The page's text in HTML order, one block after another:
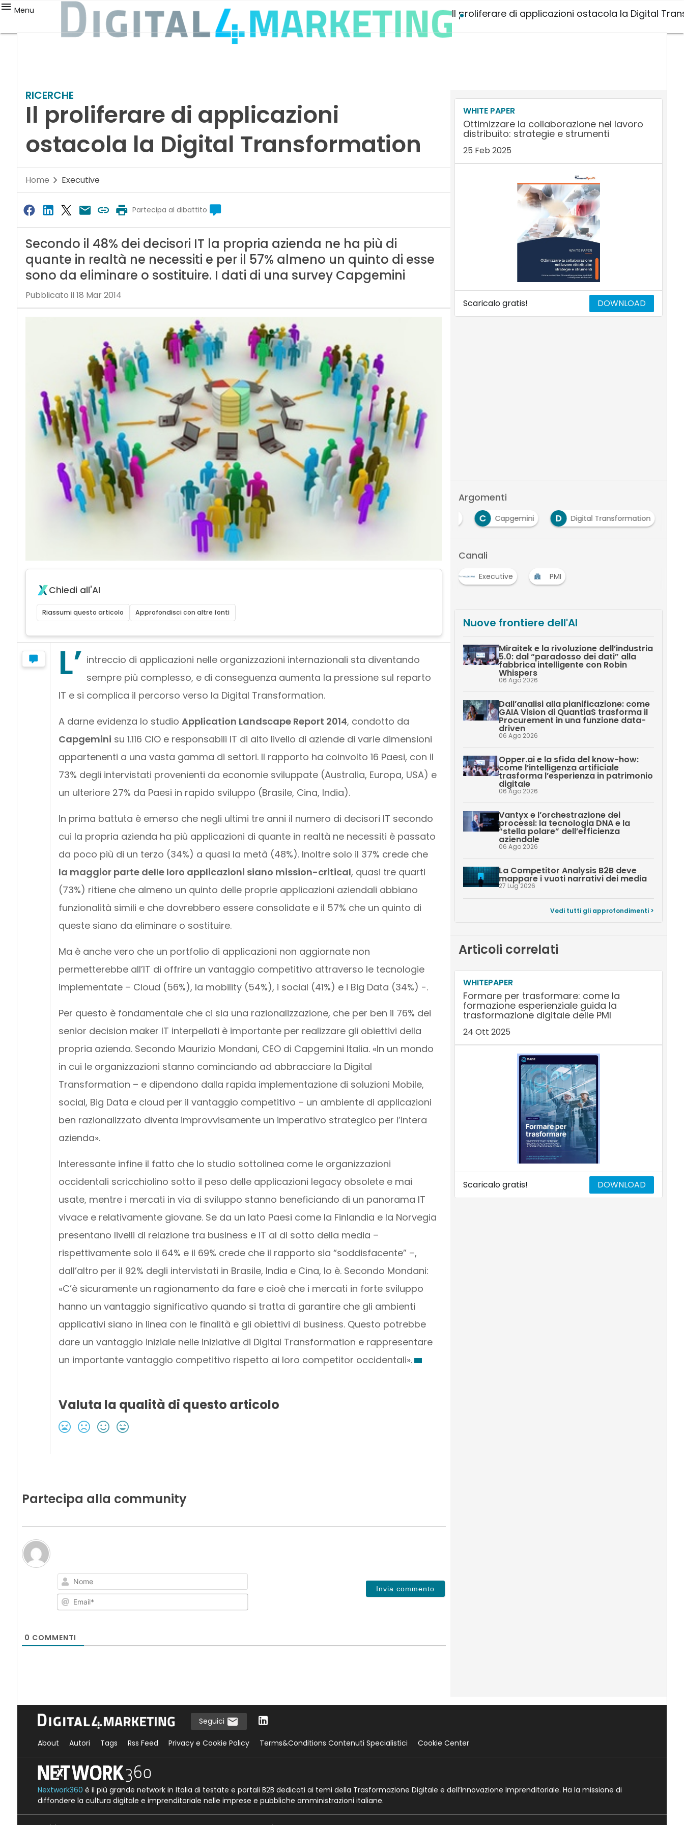
Menu Il proliferare di applicazioni ostacola la Digital
RICERCHE
Il proliferare di applicazioni
ostacola la Digital Transformation
Home Executive
Partecipa al dibattito
Secondo il 48% dei decisori IT la propria azienda ne ha più di
quante in realtà ne necessiti e per il 57% almeno un quinto di esse
sono da eliminare o sostituire. I dati di una survey Capgemini
Pubblicato il 18 Mar 2014
Chiedi all'AI
Riassumi questo articolo Approfondisci con altre fonti
L’ intreccio di applicazioni nelle organizzazioni internazionali sta diventando
sempre più complesso, e di conseguenza aumenta la pressione sul reparto
IT e si complica il percorso verso la Digital Transformation.
A darne evidenza lo studio Application Landscape Report 2014, condotto da
Capgemini su 1.116 CIO e responsabili IT di alto livello di aziende di varie dimensioni
appartenenti a una vasta gamma di settori. Il rapporto ha coinvolto 16 Paesi, con il
73% degli intervistati provenienti da economie sviluppate (Australia, Europa, USA) e
un ulteriore 27% da Paesi in rapido sviluppo (Brasile, Cina, India).
In prima battuta è emerso che negli ultimi tre anni il numero di decisori IT secondo
cui la propria azienda ha più applicazioni di quante in realtà ne necessiti è passato
da poco più di un terzo (34%) a quasi la metà (48%). Inoltre solo il 37% crede che
la maggior parte delle loro applicazioni siano mission-critical, quasi tre quarti
(73%) ritiene che almeno un quinto delle proprie applicazioni aziendali abbiano
funzionalità simili e che dovrebbero essere consolidate e il 57% che un quinto di
queste siano da eliminare o sostituire.
Ma è anche vero che un portfolio di applicazioni non aggiornate non
permetterebbe all’IT di offrire un vantaggio competitivo attraverso le tecnologie
implementate – Cloud (56%), la mobility (54%), i social (41%) e i Big Data (34%) -.
Per questo è fondamentale che ci sia una razionalizzazione, che per ben il 76% dei
senior decision maker IT interpellati è importante per realizzare gli obiettivi della
propria azienda. Secondo Maurizio Mondani, CEO di Capgemini Italia. «In un mondo
in cui le organizzazioni stanno cominciando ad abbracciare la Digital
Transformation – e dipendono dalla rapida implementazione di soluzioni Mobile,
social, Big Data e cloud per il vantaggio competitivo – un ambiente di applicazioni
ben razionalizzato diventa improvvisamente un imperativo strategico per l’intera
azienda».
Interessante infine il fatto che lo studio sottolinea come le organizzazioni
occidentali scricchiolino sotto il peso delle applicazioni legacy obsolete e mai
usate, mentre i mercati in via di sviluppo stanno beneficiando di un panorama IT
vivace e relativamente giovane. Se da un lato Paesi come la Finlandia e la Norvegia
presentano livelli di relazione tra business e IT al di sotto della media –
rispettivamente solo il 64% e il 69% crede che il rapporto sia “soddisfacente” –,
dall’altro per il 92% degli intervistati in Brasile, India e Cina, lo è. Secondo Mondani:
«C’è sicuramente un ragionamento da fare e cioè che i mercati in forte sviluppo
hanno un vantaggio significativo quando si tratta di garantire che gli ambienti
applicativi siano in linea con le finalità e gli obiettivi di business. Questo potrebbe
dare un vantaggio iniziale nelle iniziative di Digital Transformation e rappresentare
un importante vantaggio competitivo rispetto ai loro competitor occidentali».
Valuta la qualità di questo articolo
Partecipa alla community
Nome
Email*
0 COMMENTI
WHITE PAPER
Ottimizzare la collaborazione nel lavoro
distribuito: strategie e strumenti
25 Feb 2025
Scaricalo gratis! DOWNLOAD
Argomenti
C Capgemini D Digital Transformation
Canali
Executive PMI
Nuove frontiere dell'AI
Miraitek e la rivoluzione dell’industria
5.0: dal “paradosso dei dati” alla
fabbrica intelligente con Robin
Whispers
06 Ago 2026
Dall’analisi alla pianificazione: come
GAIA Vision di QuantiaS trasforma il
Procurement in una funzione data-
driven
06 Ago 2026
Opper.ai e la sfida del know-how:
come l’intelligenza artificiale
trasforma l’esperienza in patrimonio
digitale
06 Ago 2026
Vantyx e l’orchestrazione dei
processi: la tecnologia DNA e la
“stella polare” dell’efficienza
aziendale
06 Ago 2026
La Competitor Analysis B2B deve
mappare i vuoti narrativi dei media
27 Lug 2026
Vedi tutti gli approfondimenti >
Articoli correlati
WHITEPAPER
Formare per trasformare: come la
formazione esperienziale guida la
trasformazione digitale delle PMI
24 Ott 2025
Scaricalo gratis! DOWNLOAD
Seguici
About Autori Tags Rss Feed Privacy e Cookie Policy Terms&Conditions Contenuti Specialistici Cookie Center
Nextwork360 è il più grande network in Italia di testate e portali B2B dedicati ai temi della Trasformazione Digitale e dell’Innovazione Imprenditoriale. Ha la missione di
diffondere la cultura digitale e imprenditoriale nelle imprese e pubbliche amministrazioni italiane.